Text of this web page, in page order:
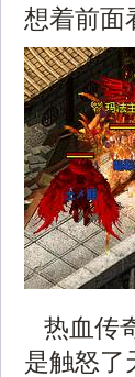
想着前面
热血传
是触怒了